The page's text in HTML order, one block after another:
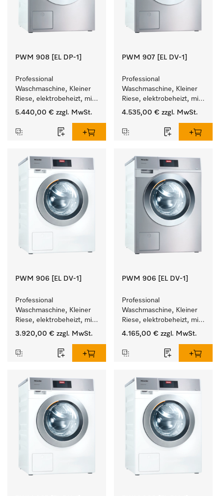
PWM 908 [EL DP-1]
Professional
Waschmaschine, Kleiner
Riese, elektrobeheizt, mit
Ablaufpumpe und
Programmen.
Leistung 8 kg  in 49 min .
5.440,00 € zzgl. MwSt.
PWM 907 [EL DV-1]
Professional
Waschmaschine, Kleiner
Riese, elektrobeheizt, mit
Ablaufventil und
Programmen.
Leistung 7 kg  in 49 min .
4.535,00 € zzgl. MwSt.
PWM 906 [EL DV-1]
Professional
Waschmaschine, Kleiner
Riese, elektrobeheizt, mit
Ablaufventil und
Programmen.
Leistung 6 kg  in 49 min .
3.920,00 € zzgl. MwSt.
PWM 906 [EL DV-1]
Professional
Waschmaschine, Kleiner
Riese, elektrobeheizt, mit
Ablaufventil und
Programmen.
Leistung 6 kg  in 49 min .
4.165,00 € zzgl. MwSt.